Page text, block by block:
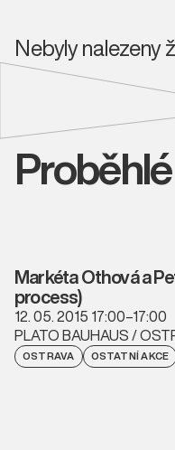
Nebyly nalezeny
Proběhlé
Markéta Othová a
process)
12. 05. 2015 17:00–17:00
PLATO BAUHAUS /
OSTRAVA OSTATNÍ AKCE